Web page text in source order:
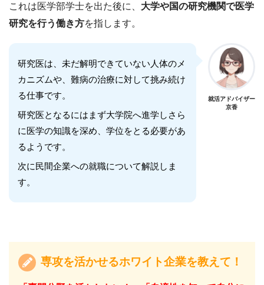
これは医学部学士を出た後に、 大学や国の研究機関で医学
研究を行う働き方を指します。
研究医は、未だ解明できていない人体のメ
カニズムや、難病の治療に対して挑み続け
る仕事です。
研究医となるにはまず大学院へ進学しさら
に医学の知識を深め、学位をとる必要があ
るようです。
次に民間企業への就職について解説しま
す。
就活アドバイザー
京香
専攻を活かせるホワイト企業を教えて！